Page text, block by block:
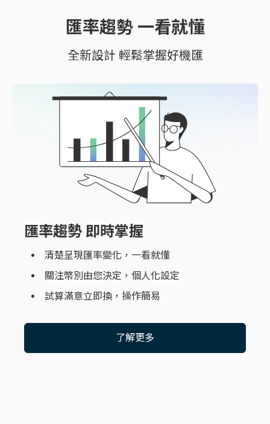
匯率趨勢 一看就懂
全新設計 輕鬆掌握好機匯
匯率趨勢 即時掌握
清楚呈現匯率變化，一看就懂
關注幣別由您決定，個人化設定
試算滿意立即換，操作簡易
了解更多